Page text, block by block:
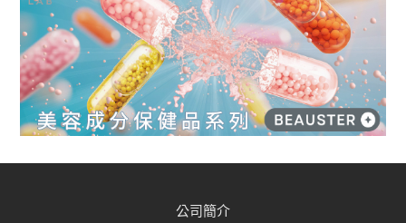
公司簡介